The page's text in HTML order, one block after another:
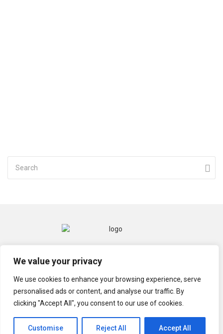
We value your privacy
We use cookies to enhance your browsing experience, serve
personalised ads or content, and analyse our traffic. By
clicking "Accept All", you consent to our use of cookies.
Customise Reject All Accept All
CONTACT
MENTIONS LÉGALES
© TECHGRIOT 2021